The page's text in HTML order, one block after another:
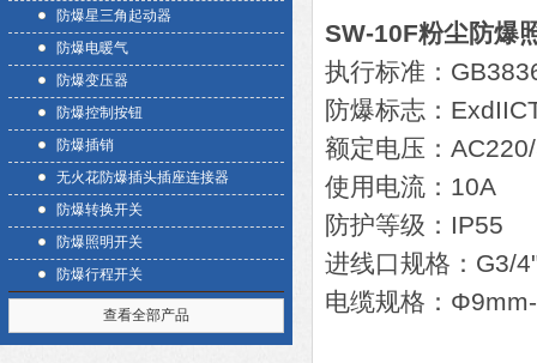
防爆星三角起动器
防爆电暖气
防爆变压器
防爆控制按钮
防爆插销
无火花防爆插头插座连接器
防爆转换开关
防爆照明开关
防爆行程开关
查看全部产品
SW-10F粉尘防爆
执行标准：
防爆标志：
额定电压：
使用电流：10A
防护等级：IP55
进线口规格：G3/
电缆规格：